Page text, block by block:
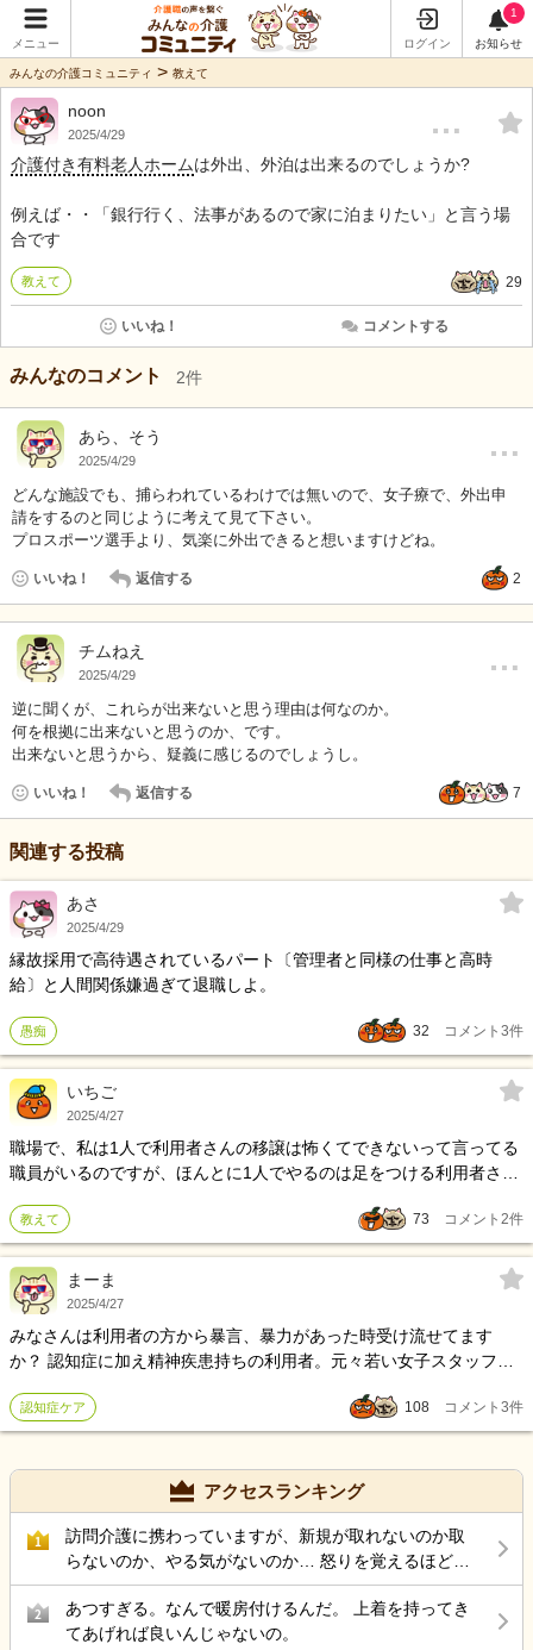
メニュー ログイン
1
お知らせ
みんなの介護コミュニティ > 教えて
noon
2025/4/29 …
介護付き有料老人ホームは外出、外泊は出来るのでしょうか?
例えば・・「銀行行く、法事があるので家に泊まりたい」と言う場
合です
教えて 29
いいね！ コメントする
みんなのコメント 2件
あら、そう
2025/4/29 …
どんな施設でも、捕らわれているわけでは無いので、女子療で、外出申
請をするのと同じように考えて見て下さい。
プロスポーツ選手より、気楽に外出できると想いますけどね。
いいね！ 返信する 2
チムねえ
2025/4/29 …
逆に聞くが、これらが出来ないと思う理由は何なのか。
何を根拠に出来ないと思うのか、です。
出来ないと思うから、疑義に感じるのでしょうし。
いいね！ 返信する 7
関連する投稿
あさ
2025/4/29
縁故採用で高待遇されているパート〔管理者と同様の仕事と高時
給〕と人間関係嫌過ぎて退職しよ。
愚痴 32 コメント 3件
いちご
2025/4/27
職場で、私は1人で利用者さんの移譲は怖くてできないって言ってる
職員がいるのですが、ほんとに1人でやるのは足をつける利用者さん
きい人じゃない限りみなさん1人でやりますよね？
教えて 73 コメント 2件
まーま
2025/4/27
みなさんは利用者の方から暴言、暴力があった時受け流せてます
か？ 認知症に加え精神疾患持ちの利用者。元々若い女子スタッフに
も男性スタッフだと穏やか。私に当たり強いかと思えば、その後男
性スタッフに声かけられるとケロッ笑顔。最近、疾患の症状が進み
に私が何をしたわけでなく、前は受け流せたけど若い女子が私だけ
だし男女の差に萎えます。
認知症ケア 108 コメント 3件
アクセスランキング
1
訪問介護に携わっていますが、新規が取れないのか取
らないのか、やる気がないのか… 怒りを覚えるほど仕
事がありません。 ケアマネに対して電話越しで、また
お願いします！(新規依頼)と足を運ばす営業なんて皆無
な上司とサ責のツケがようやく今になって回ってきた
2
あつすぎる。なんで暖房付けるんだ。 上着を持ってき
てあげれば良いんじゃないの。